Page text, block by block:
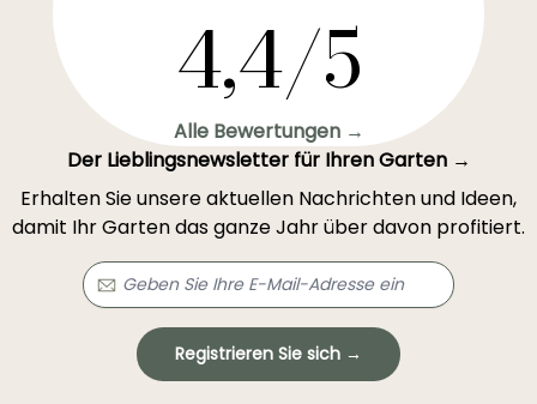
4,4/5
Alle Bewertungen →
Der Lieblingsnewsletter für Ihren Garten →
Erhalten Sie unsere aktuellen Nachrichten und Ideen,
damit Ihr Garten das ganze Jahr über davon profitiert.
Registrieren Sie sich →